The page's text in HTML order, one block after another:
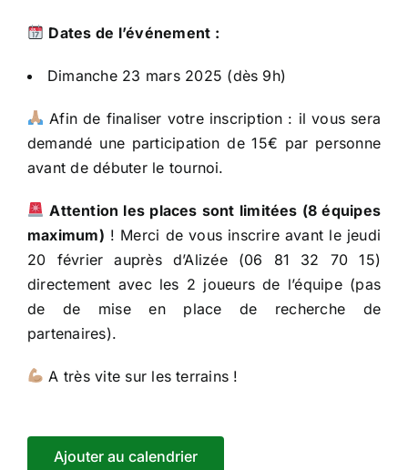
Dates de l’événement :
Dimanche 23 mars 2025 (dès 9h)
Afin de finaliser votre inscription : il vous sera
demandé une participation de 15€ par personne
avant de débuter le tournoi.
Attention les places sont limitées (8 équipes
maximum) ! Merci de vous inscrire avant le jeudi
20 février auprès d’Alizée (06 81 32 70 15)
directement avec les 2 joueurs de l’équipe (pas
de de mise en place de recherche de
partenaires).
A très vite sur les terrains !
Ajouter au calendrier